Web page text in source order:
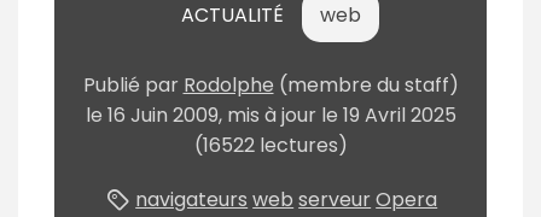
ACTUALITÉ web
Publié par Rodolphe (membre du staff)
le 16 Juin 2009, mis à jour le 19 Avril 2025
(16522 lectures)
navigateurs web serveurOpera